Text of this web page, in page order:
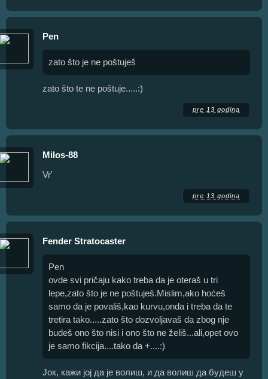
Pen
zato što je ne poštuješ
zato što te ne poštuje.....:)
pre 13 godina
Milos-88
Vr'
pre 13 godina
Fender Stratocaster
Pen
ovde svi pričaju kako treba da je oteraš u tri
lepe,zato što je ne poštuješ.Mislim,ako hoćeš
samo da je povališ,kao kurvu,onda i treba da te
tretira tako.....zato što dozvoljavaš da zbog nje
budeš ono što nisi i ono što ne želiš...ali,opet ovo
je samo fikcija....tako da +....:)
Јок, кажи јој да је волиш, и да волиш да будеш у